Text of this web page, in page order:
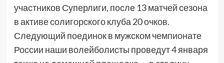
участников Суперлиги, после 13 матчей сезона
в активе солигорского клуба 20 очков.
Следующий поединок в мужском чемпионате
России наши волейболисты проведут 4 января